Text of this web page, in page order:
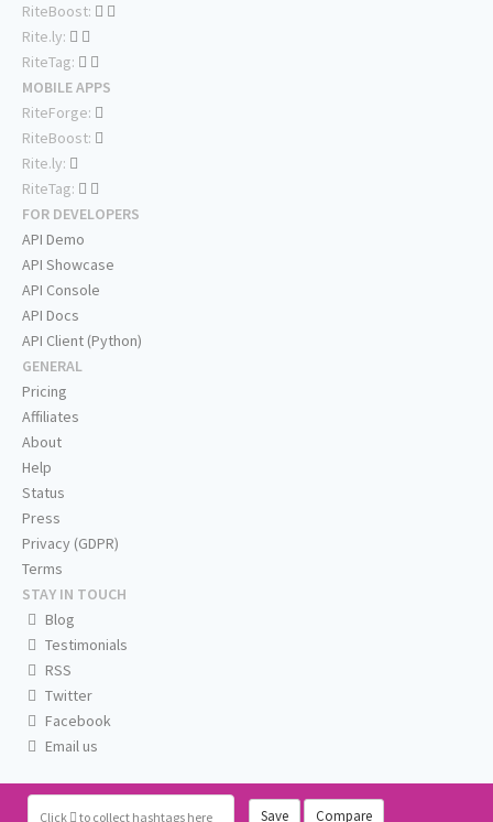
Click to collect hashtags here Save Compare
RiteBoost:
Rite.ly:
RiteTag:
MOBILE APPS
RiteForge:
RiteBoost:
Rite.ly:
RiteTag:
FOR DEVELOPERS
API Demo
API Showcase
API Console
API Docs
API Client (Python)
GENERAL
Pricing
Affiliates
About
Help
Status
Press
Privacy (GDPR)
Terms
STAY IN TOUCH
Blog
Testimonials
RSS
Twitter
Facebook
Email us